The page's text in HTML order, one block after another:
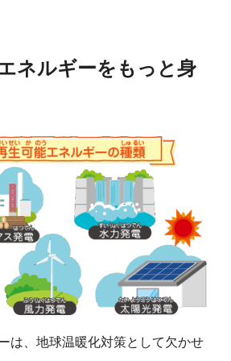
ネルギーをもっと身
は、地球温暖化対策として欠かせ